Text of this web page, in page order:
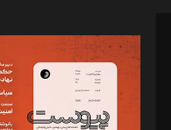
مدیر مسئول: محمدباقر اثنی‌عشری
سردبیر: مهرک محمودی
دبیر تحریریه: میثم قاسمی
د‌بیر ناداستان: سمانه سمیع
د‌بیر خدمت و تجارت: ابوالفضل رجبی